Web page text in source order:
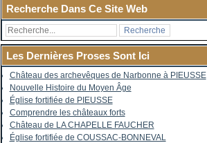
Recherche Dans Ce Site Web
Les Dernières Proses Sont Ici
Château des archevêques de Narbonne à PIEUSSE
Nouvelle Histoire du Moyen Âge
Église fortifiée de PIEUSSE
Comprendre les châteaux forts
Château de LA CHAPELLE FAUCHER
Église fortifiée de COUSSAC-BONNEVAL